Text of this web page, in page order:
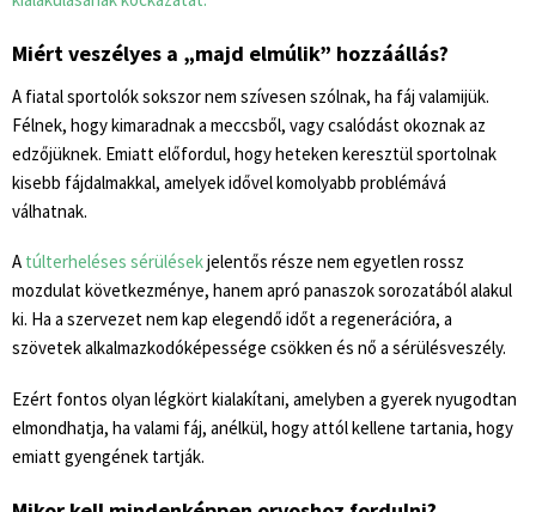
Miért veszélyes a „majd elmúlik” hozzáállás?
A fiatal sportolók sokszor nem szívesen szólnak, ha fáj valamijük.
Félnek, hogy kimaradnak a meccsből, vagy csalódást okoznak az
edzőjüknek. Emiatt előfordul, hogy heteken keresztül sportolnak
kisebb fájdalmakkal, amelyek idővel komolyabb problémává
válhatnak.
A túlterheléses sérülésekjelentős része nem egyetlen rossz
mozdulat következménye, hanem apró panaszok sorozatából alakul
ki. Ha a szervezet nem kap elegendő időt a regenerációra, a
szövetek alkalmazkodóképessége csökken és nő a sérülésveszély.
Ezért fontos olyan légkört kialakítani, amelyben a gyerek nyugodtan
elmondhatja, ha valami fáj, anélkül, hogy attól kellene tartania, hogy
emiatt gyengének tartják.